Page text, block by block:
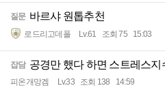
질문 바르샤 원톱추천
로드리고데폴 Lv.61 조회 75 15:03
잡담 공경만 했다 하면 스트레스지
피온개망겜 Lv.33 조회 138 14:59